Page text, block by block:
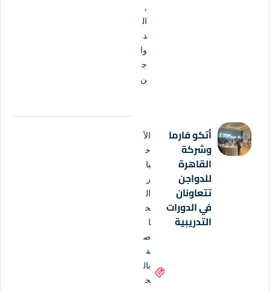
,
ال
د
وا
ج
ن
أتكو فارما
وشركة
القاهرة
للدواجن
تتعاونان
في الدورات
التدريبية
الأ
خ
با
ر
ال
خ
ا
ص
ة
بال
ح